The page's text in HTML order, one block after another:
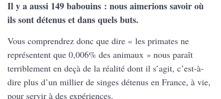
Il y a aussi 149 babouins : nous aimerions savoir où
ils sont détenus et dans quels buts.
Vous comprendrez donc que dire « les primates ne
représentent que 0,006% des animaux » nous paraît
terriblement en deçà de la réalité dont il s’agit, c’est-à-
dire plus d’un millier de singes détenus en France, à vie,
pour servir à des expériences.